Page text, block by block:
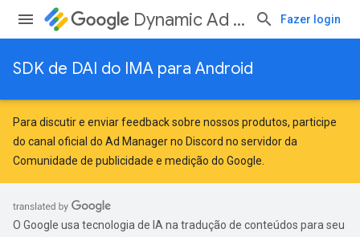
Dynamic Ad Insertion Fazer login
SDK de DAI do IMA para Android
Para discutir e enviar feedback sobre nossos produtos, participe
do canal oficial do Ad Manager no Discord no servidor da
Comunidade de publicidade e medição do Google
O Google usa tecnologia de IA na tradução de conteúdos para seu